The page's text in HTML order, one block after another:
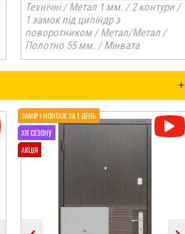
Технічні / Метал 1 мм. / 2 контури /
1 замок під циліндр з
поворотником / Метал/Метал /
Полотно 55 мм. / Мінвата
+